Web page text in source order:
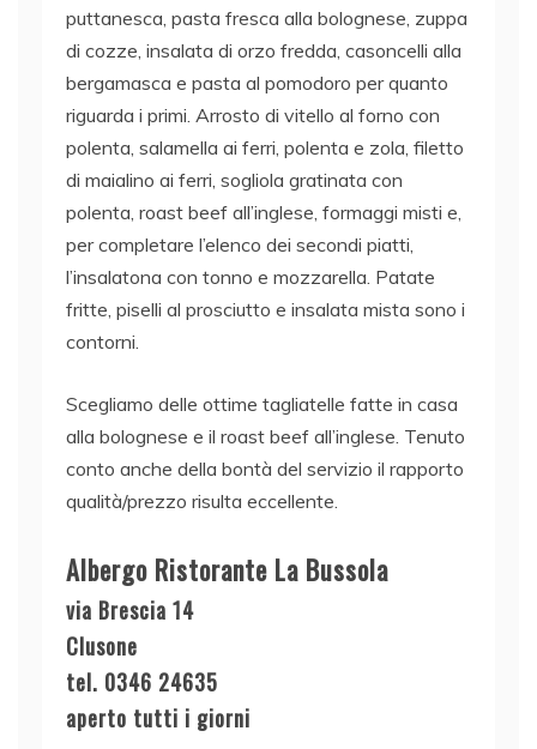
puttanesca, pasta fresca alla bolognese, zuppa
di cozze, insalata di orzo fredda, casoncelli alla
bergamasca e pasta al pomodoro per quanto
riguarda i primi. Arrosto di vitello al forno con
polenta, salamella ai ferri, polenta e zola, filetto
di maialino ai ferri, sogliola gratinata con
polenta, roast beef all’inglese, formaggi misti e,
per completare l’elenco dei secondi piatti,
l’insalatona con tonno e mozzarella. Patate
fritte, piselli al prosciutto e insalata mista sono i
contorni.
Scegliamo delle ottime tagliatelle fatte in casa
alla bolognese e il roast beef all’inglese. Tenuto
conto anche della bontà del servizio il rapporto
qualità/prezzo risulta eccellente.
Albergo Ristorante La Bussola
via Brescia 14
Clusone
tel. 0346 24635
aperto tutti i giorni